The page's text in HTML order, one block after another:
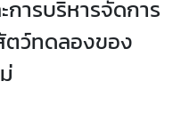
การบริหารจัดการ
ตว์ทดลองของ